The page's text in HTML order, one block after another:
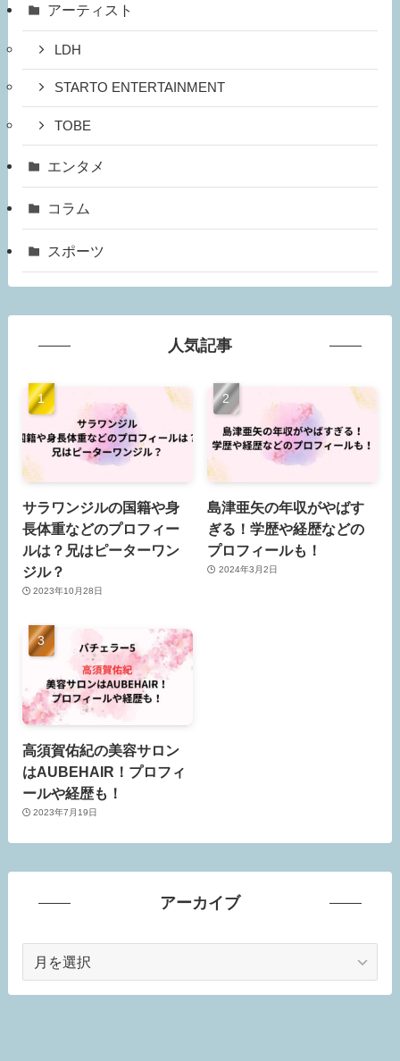
アーティスト
LDH
STARTO ENTERTAINMENT
TOBE
エンタメ
コラム
スポーツ
人気記事
サラワンジルの国籍や身
長体重などのプロフィー
ルは？兄はピーターワン
ジル？
2023年10月28日
島津亜矢の年収がやばす
ぎる！学歴や経歴などの
プロフィールも！
2024年3月2日
高須賀佑紀の美容サロン
はAUBEHAIR！プロフィ
ールや経歴も！
2023年7月19日
アーカイブ
カ